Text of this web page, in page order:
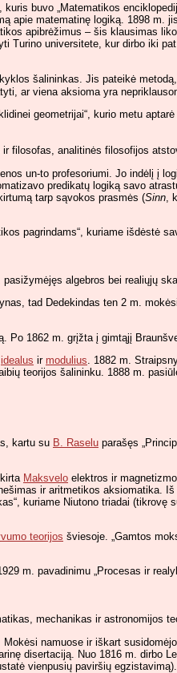
buvo „Matematikos
matematinę logiką. 1898 m.
apibrėžimus – šis klausimas
Turino universitete, kur dirbo iki pat
šalininkas. Jis pateikė
ar viena aksioma yra
geometrijai“, kurio metu
filosofas, analitinės filosofijos
un-to profesoriumi. Jo indėlį į
predikatų logiką savo
tarp sąvokos prasmės (Sinn ,
pagrindams“, kuriame išdėstė
algebros bei realiųjų
tad Dedekindas ten 2 m.
Po 1862 m. grįžta į gimtąjį
idealus ir modulius . 1882 m.
teorijos šalininku. 1888 m.
kartu su B. Raselu parašęs
Maksvelo elektros ir
ir aritmetikos aksiomatika.
kuriame Niutono triadai
teorijos šviesoje. „Gamtos
m. pavadinimu „Procesas ir
mechanikas ir astronomijos
namuose ir iškart
disertaciją. Nuo 1816 m. dirbo
vienpusių paviršių